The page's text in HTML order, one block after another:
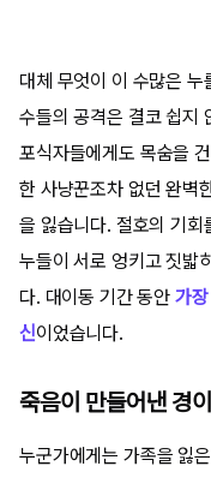
대체 무엇이 이 수많은
수들의 공격은 결코 쉽지
포식자들에게도 목숨을
한 사냥꾼조차 없던 완벽
을 잃습니다. 절호의 기회
누들이 서로 엉키고 짓밟
다. 대이동 기간 동안 가
신이었습니다.
죽음이 만들어낸 경
누군가에게는 가족을 잃